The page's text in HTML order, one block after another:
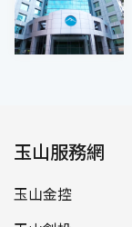
玉山服務網
玉山金控